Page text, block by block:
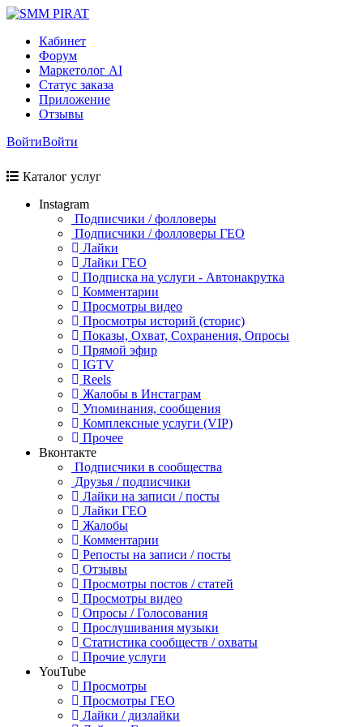
Кабинет
Форум
Маркетолог AI
Статус заказа
Приложение
Отзывы
ВойтиВойти
Каталог услуг
Instagram
Подписчики / фолловеры
Подписчики / фолловеры ГЕО
Лайки
Лайки ГЕО
Подписка на услуги - Автонакрутка
Комментарии
Просмотры видео
Просмотры историй (сторис)
Показы, Охват, Сохранения, Опросы
Прямой эфир
IGTV
Reels
Жалобы в Инстаграм
Упоминания, сообщения
Комплексные услуги (VIP)
Прочее
Вконтакте
Подписчики в сообщества
Друзья / подписчики
Лайки на записи / посты
Лайки ГЕО
Жалобы
Комментарии
Репосты на записи / посты
Отзывы
Просмотры постов / статей
Просмотры видео
Опросы / Голосования
Прослушивания музыки
Статистика сообществ / охваты
Прочие услуги
YouTube
Просмотры
Просмотры ГЕО
Лайки / дизлайки